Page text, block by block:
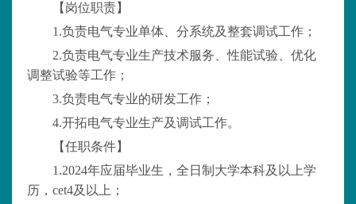
【岗位职责】
1.负责电气专业单体、分系统及整套调试工作；
2.负责电气专业生产技术服务、性能试验、优化
调整试验等工作；
3.负责电气专业的研发工作；
4.开拓电气专业生产及调试工作。
【任职条件】
1.2024年应届毕业生，全日制大学本科及以上学
历，cet4及以上；